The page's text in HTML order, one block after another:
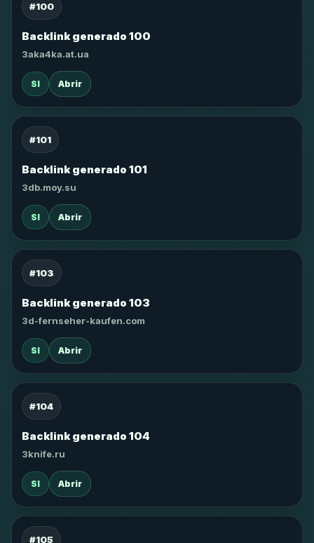
#100
Backlink generado 100
3aka4ka.at.ua
SI Abrir
#101
Backlink generado 101
3db.moy.su
SI Abrir
#103
Backlink generado 103
3d-fernseher-kaufen.com
SI Abrir
#104
Backlink generado 104
3knife.ru
SI Abrir
#105